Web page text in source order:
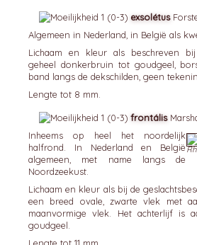
exsolétus
Algemeen in Nederland, in België als
Lichaam en kleur als beschreven
geheel donkerbruin tot goudgeel,
band langs de dekschilden, geen
Lengte tot 8 mm.
frontális
Inheems op heel het noordelijk
halfrond. In Nederland en België
algemeen, met name langs de
Noordzeekust.
Lichaam en kleur als bij de
een breed ovale, zwarte vlek met
maanvormige vlek. Het achterlijf is
goudgeel.